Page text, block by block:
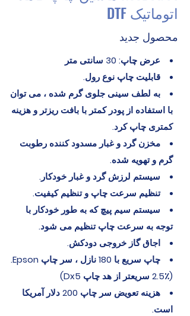
اتوماتیک DTF
محصول جدید
عرض چاپ: 30 سانتی متر
قابلیت چاپ نوع رول.
به لطف سینی جلوی گرم شده ، می توان
با استفاده از پودر کمتر با بافت ریزتر و هزینه
کمتری چاپ کرد.
مخزن گرد و غبار مسدود کننده رطوبت
گرم و تهویه شده.
سیستم لرزش گرد و غبار خودکار.
تنظیم سرعت چاپ و تنظیم کیفیت.
سیستم سیم پیچ که به طور خودکار با
توجه به سرعت چاپ تنظیم می شود.
اجاق گاز خروجی دودکش.
چاپ سریع با 180 نازل ، سر چاپ Epson.
(2.5٪ سریعتر از هد چاپ Dx5)
هزینه تعویض سر چاپ 200 دلار آمریکا
است.